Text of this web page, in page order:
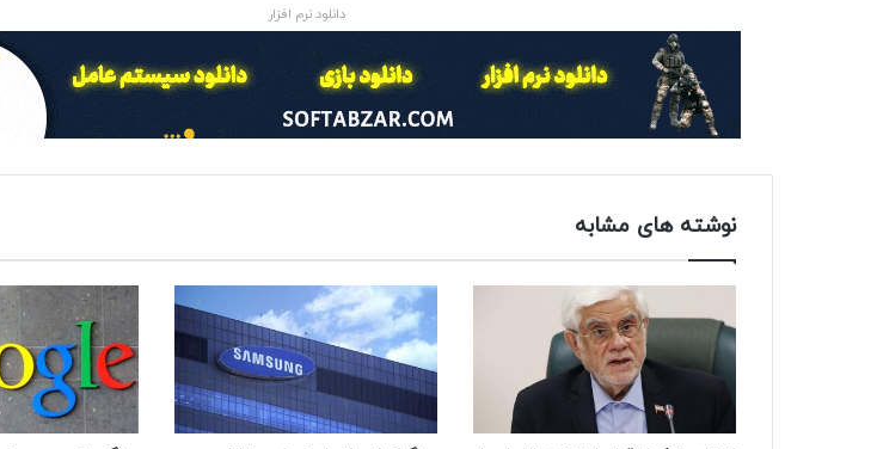
دانلود نرم افزار
نوشته های مشابه